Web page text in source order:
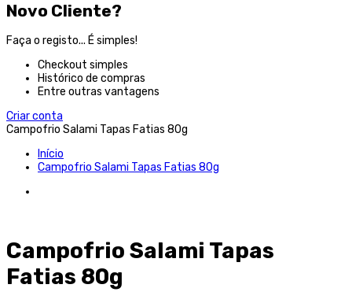
Novo Cliente?
Faça o registo... É simples!
Checkout simples
Histórico de compras
Entre outras vantagens
Criar conta
Campofrio Salami Tapas Fatias 80g
Início
Campofrio Salami Tapas Fatias 80g
Campofrio Salami Tapas
Fatias 80g